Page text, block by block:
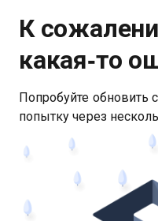
К
какая‑то
Попробуйте обновить
попытку через